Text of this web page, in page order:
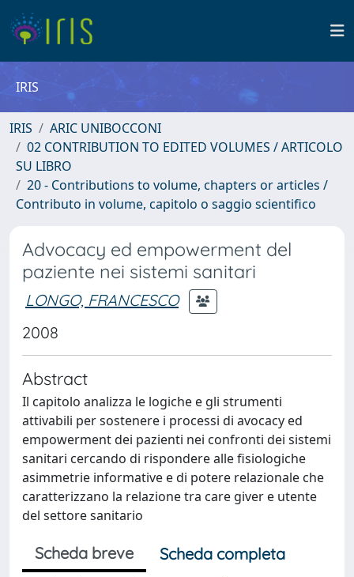
IRIS
IRIS
ARIC UNIBOCCONI
02 CONTRIBUTION TO EDITED VOLUMES / ARTICOLO
SU LIBRO
20 - Contributions to volume, chapters or articles /
Contributo in volume, capitolo o saggio scientifico
Advocacy ed empowerment del
paziente nei sistemi sanitari
LONGO, FRANCESCO
2008
Abstract
Il capitolo analizza le logiche e gli strumenti
attivabili per sostenere i processi di avocacy ed
empowerment dei pazienti nei confronti dei sistemi
sanitari cercando di rispondere alle fisiologiche
asimmetrie informative e di potere relazionale che
caratterizzano la relazione tra care giver e utente
del settore sanitario
Scheda breve
Scheda completa